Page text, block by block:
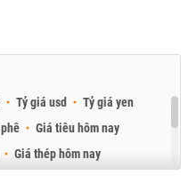
Tỷ giá usd
Tỷ giá yen
Giá tiêu hôm nay
Giá thép hôm nay